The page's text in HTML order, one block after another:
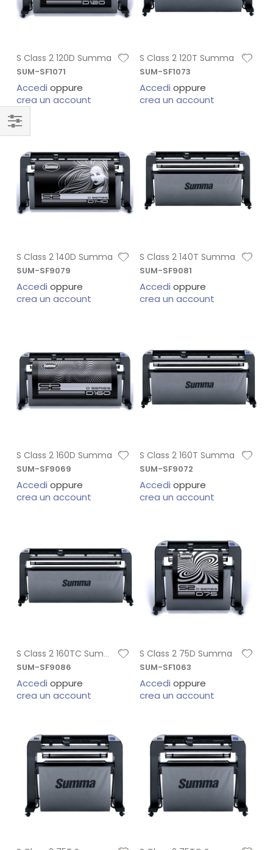
S Class 2 120D Summa
SUM-SF1071
Accedi oppure
crea un account
S Class 2 120T Summa
SUM-SF1073
Accedi oppure
crea un account
S Class 2 140D Summa
SUM-SF9079
Accedi oppure
crea un account
S Class 2 140T Summa
SUM-SF9081
Accedi oppure
crea un account
S Class 2 160D Summa
SUM-SF9069
Accedi oppure
crea un account
S Class 2 160T Summa
SUM-SF9072
Accedi oppure
crea un account
S Class 2 160TC Summa
SUM-SF9086
Accedi oppure
crea un account
S Class 2 75D Summa
SUM-SF1063
Accedi oppure
crea un account